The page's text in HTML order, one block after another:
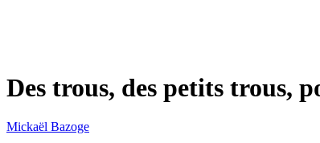
Des trous, des petits trous,
Mickaël Bazoge